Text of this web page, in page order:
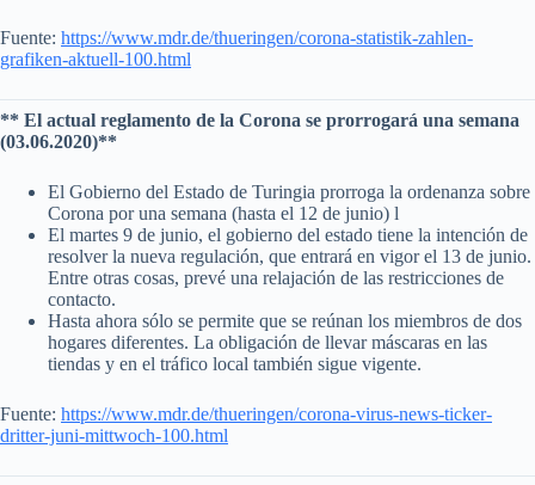
Fuente: https://www.mdr.de/thueringen/corona-statistik-zahlen-
grafiken-aktuell-100.html
** El actual reglamento de la Corona se prorrogará una semana
(03.06.2020)**
El Gobierno del Estado de Turingia prorroga la ordenanza sobre
Corona por una semana (hasta el 12 de junio) l
El martes 9 de junio, el gobierno del estado tiene la intención de
resolver la nueva regulación, que entrará en vigor el 13 de junio.
Entre otras cosas, prevé una relajación de las restricciones de
contacto.
Hasta ahora sólo se permite que se reúnan los miembros de dos
hogares diferentes. La obligación de llevar máscaras en las
tiendas y en el tráfico local también sigue vigente.
Fuente: https://www.mdr.de/thueringen/corona-virus-news-ticker-
dritter-juni-mittwoch-100.html